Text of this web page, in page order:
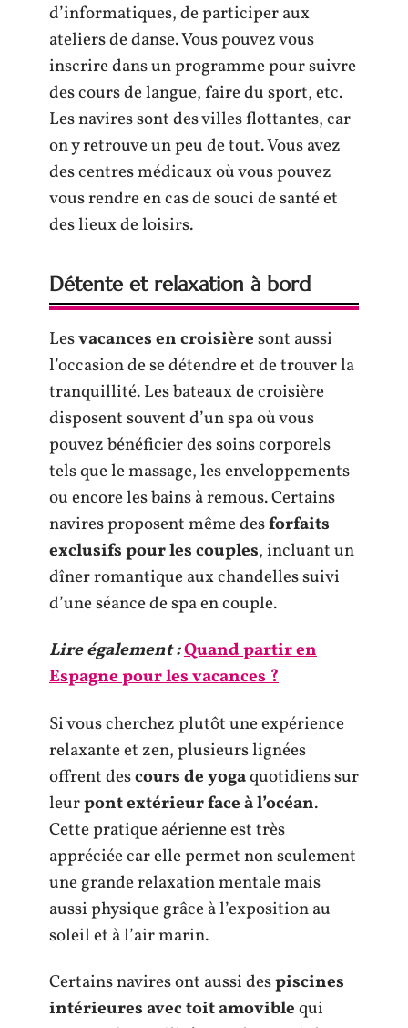
d’informatiques, de participer aux
ateliers de danse. Vous pouvez vous
inscrire dans un programme pour suivre
des cours de langue, faire du sport, etc.
Les navires sont des villes flottantes, car
on y retrouve un peu de tout. Vous avez
des centres médicaux où vous pouvez
vous rendre en cas de souci de santé et
des lieux de loisirs.
Détente et relaxation à bord
Lesvacances en croisièresont aussi
l’occasion de se détendre et de trouver la
tranquillité. Les bateaux de croisière
disposent souvent d’un spa où vous
pouvez bénéficier des soins corporels
tels que le massage, les enveloppements
ou encore les bains à remous. Certains
navires proposent même desforfaits
exclusifs pour les couples, incluant un
dîner romantique aux chandelles suivi
d’une séance de spa en couple.
Lire également :Quand partir en
Espagne pour les vacances ?
Si vous cherchez plutôt une expérience
relaxante et zen, plusieurs lignées
offrent descours de yogaquotidiens sur
leurpont extérieur face à l’océan.
Cette pratique aérienne est très
appréciée car elle permet non seulement
une grande relaxation mentale mais
aussi physique grâce à l’exposition au
soleil et à l’air marin.
Certains navires ont aussi despiscines
intérieures avec toit amoviblequi